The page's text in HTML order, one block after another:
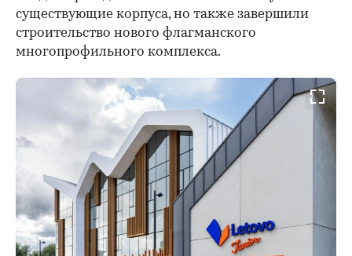
существующие корпуса, но также завершили
строительство нового флагманского
многопрофильного комплекса.